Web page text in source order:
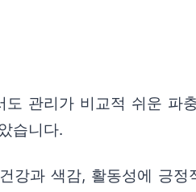
관리가 비교적 쉬운 파
습니다.
강과 색감, 활동성에 긍